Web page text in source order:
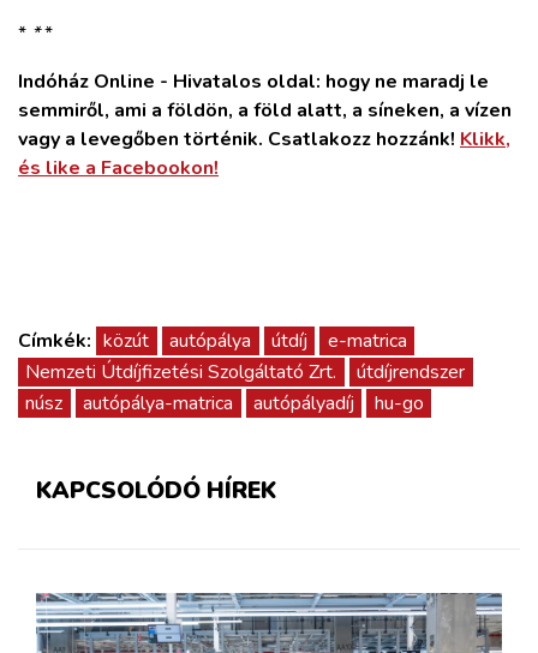
* **
Indóház Online - Hivatalos oldal: hogy ne maradj le
semmiről, ami a földön, a föld alatt, a síneken, a vízen
vagy a levegőben történik. Csatlakozz hozzánk! Klikk,
és like a Facebookon!
Címkék: közút autópálya útdíj
e-matrica
Nemzeti Útdíjfizetési Szolgáltató Zrt.
útdíjrendszer
núsz
autópálya-matrica autópályadíj hu-go
KAPCSOLÓDÓ HÍREK